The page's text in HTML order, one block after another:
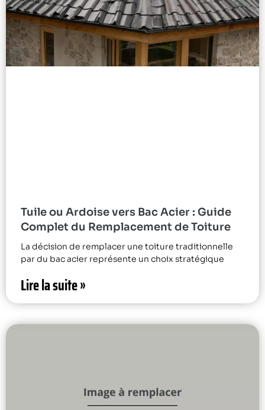
Tuile ou Ardoise vers Bac Acier : Guide
Complet du Remplacement de Toiture
La décision de remplacer une toiture traditionnelle
par du bac acier représente un choix stratégique
Lire la suite »